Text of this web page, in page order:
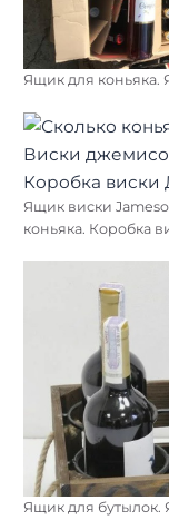
Ящик для
Ящик виски
коньяка. Коробка
Ящик для бутылок.